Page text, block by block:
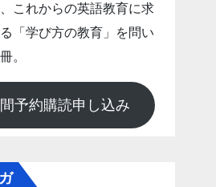
これからの英語教育に求
「学び方の教育」を問い
。
予約購読申し込み